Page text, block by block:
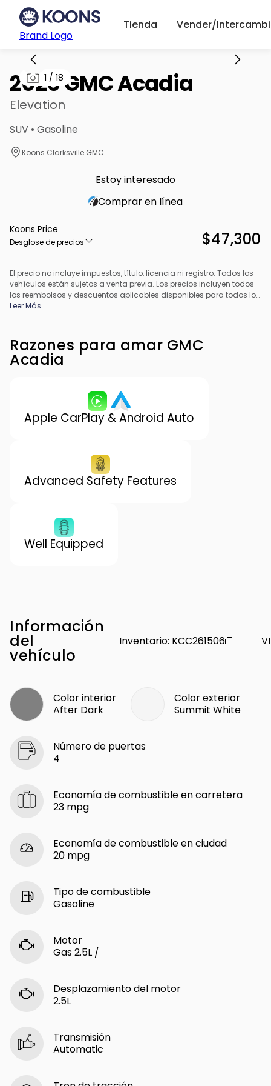
Brand Logo
Tienda Vender/
1 / 18
2026 GMC Acadia
Elevation
SUV • Gasoline
Koons Clarksville GMC
Estoy interesado
Comprar en línea
Koons Price
Desglose de precios $47,300
El precio no incluye impuestos, título, licencia ni registro. Todos los
vehículos están sujetos a venta previa. Los precios incluyen todos
los reembolsos y descuentos aplicables disponibles para todos los
consumidores; pueden aplicarse reembolsos adicionales. Es
de procesamiento del concesionario. El precio real del
concesionario puede variar.
Leer Más
Razones para amar GMC
Acadia
Apple CarPlay & Android Auto
Advanced Safety Features
Well Equipped
Información
del
vehículo
Inventario: KCC261506
Color interior
After Dark
Color exterior
Summit White
Número de puertas
4
Economía de combustible en carretera
23 mpg
Economía de combustible en ciudad
20 mpg
Tipo de combustible
Gasoline
Motor
Gas 2.5L /
Desplazamiento del motor
2.5L
Transmisión
Automatic